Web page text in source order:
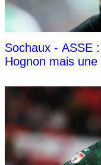
Sochaux - ASSE
Hognon mais